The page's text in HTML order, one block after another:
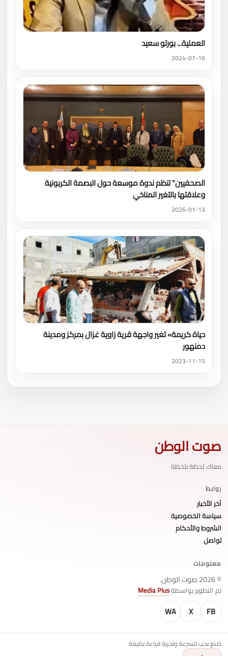
العملية... بورتو سعيد
2024-07-16
الصحفيين" تنظم ندوة موسعة حول البصمة الكربونية
وعلاقتها بالتغير المناخي
2026-01-13
حياة كريمة» تغير واجهة قرية زاوية غزال بمركز ومدينة
دمنهور
2023-11-15
صوت الوطن
معاك لحظة بلحظة
روابط
آخر الأخبار
سياسة الخصوصية
الشروط والأحكام
تواصل
معلومات
© 2026 صوت الوطن.
تم التطوير بواسطةMedia Plus
FB
X
WA
صُنع بحب للسرعة وتجربة قراءة نظيفة.